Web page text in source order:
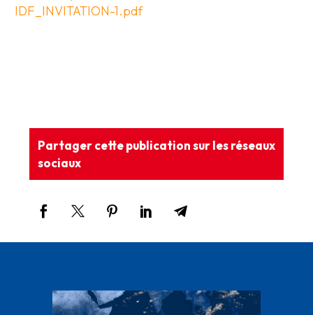
IDF_INVITATION-1.pdf
Partager cette publication sur les réseaux
sociaux